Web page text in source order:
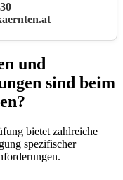
|
und
sind beim
bietet zahlreiche
spezifischer